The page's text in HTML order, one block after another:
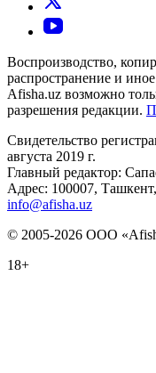
Воспроизводство,
распространение и
Afisha.uz возможно
разрешения редакции.
Свидетельство
августа 2019 г.
Главный редактор:
Адрес: 100007,
info@afisha.uz
© 2005-2026 ООО
18+